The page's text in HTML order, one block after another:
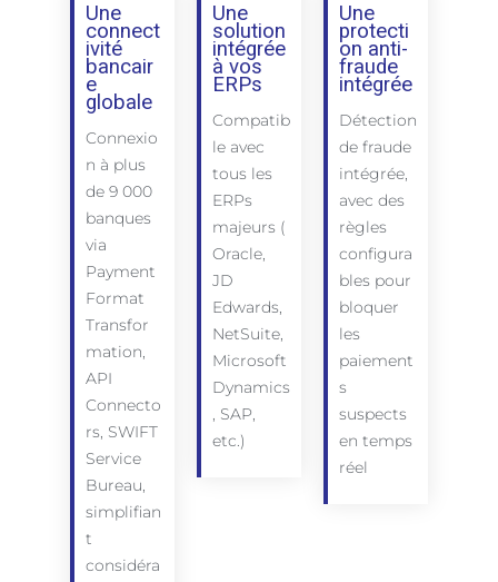
Une
connect
ivité
bancair
e
globale
Connexio
n à plus
de 9 000
banques
via
Payment
Format
Transfor
mation,
API
Connecto
rs, SWIFT
Service
Bureau,
simplifian
t
considéra
Une
solution
intégrée
à vos
ERPs
Compatib
le avec
tous les
ERPs
majeurs (
Oracle,
JD
Edwards,
NetSuite,
Microsoft
Dynamics
, SAP,
etc.)
Une
protecti
on anti-
fraude
intégrée
Détection
de fraude
intégrée,
avec des
règles
configura
bles pour
bloquer
les
paiement
s
suspects
en temps
réel